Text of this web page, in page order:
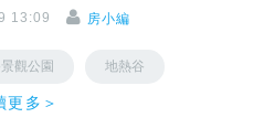
13:09 房小編
觀公園 地熱谷
更多＞